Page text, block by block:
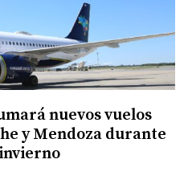
nuevos vuelos
y Mendoza durante